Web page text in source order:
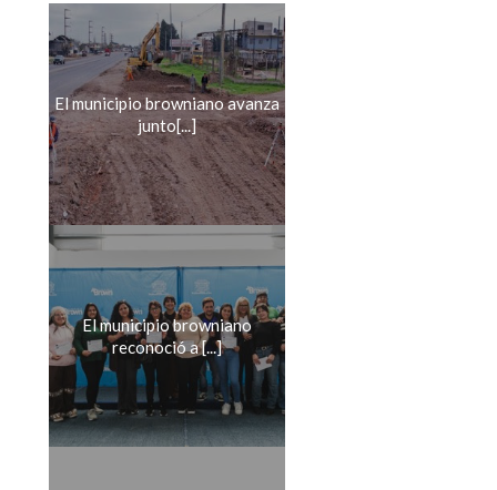
El municipio browniano avanza
junto[...]
El municipio browniano
reconoció a [...]